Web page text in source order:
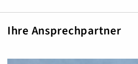
Ihre Ansprechpartner